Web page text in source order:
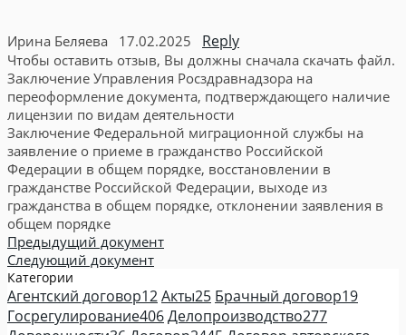
Ирина Беляева 17.02.2025 Reply
Чтобы оставить отзыв, Вы должны сначала скачать файл.
Заключение Управления Росздравнадзора на
переоформление документа, подтверждающего наличие
лицензии по видам деятельности
Заключение Федеральной миграционной службы на
заявление о приеме в гражданство Российской
Федерации в общем порядке, восстановлении в
гражданстве Российской Федерации, выходе из
гражданства в общем порядке, отклонении заявления в
общем порядке
Предыдущий документ
Следующий документ
Категории
Агентский договор12Акты25 Брачный договор19
Госрегулирование406Делопроизводство277